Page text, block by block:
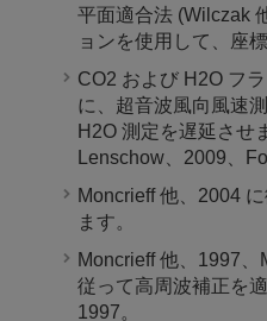
平面適合法 (Wilczak
ョンを使用して、座
CO2 および H2O フ
に、超音波風向風速
H2O 測定を遅延させ
Lenschow、2009、
Moncrieff 他、2004
ます。
Moncrieff 他、1997
従って高周波補正を
1997。